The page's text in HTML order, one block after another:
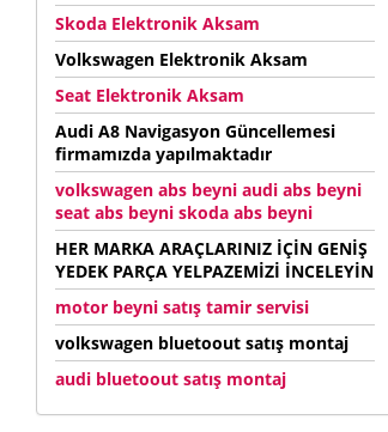
Skoda Elektronik Aksam
Volkswagen Elektronik Aksam
Seat Elektronik Aksam
Audi A8 Navigasyon Güncellemesi
firmamızda yapılmaktadır
volkswagen abs beyni audi abs beyni
seat abs beyni skoda abs beyni
HER MARKA ARAÇLARINIZ İÇİN GENİŞ
YEDEK PARÇA YELPAZEMİZİ İNCELEYİN
motor beyni satış tamir servisi
volkswagen bluetoout satış montaj
audi bluetoout satış montaj